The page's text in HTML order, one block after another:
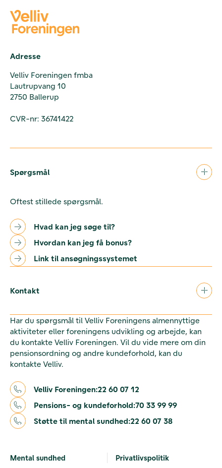
Adresse
Velliv Foreningen fmba
Lautrupvang 10
2750 Ballerup
CVR-nr: 36741422
Spørgsmål
Oftest stillede spørgsmål.
Hvad kan jeg søge til?
Hvordan kan jeg få bonus?
Link til ansøgningssystemet
Kontakt
Har du spørgsmål til Velliv Foreningens almennyttige
aktiviteter eller foreningens udvikling og arbejde, kan
du kontakte Velliv Foreningen. Vil du vide mere om din
pensionsordning og andre kundeforhold, kan du
kontakte Velliv.
Velliv Foreningen:22 60 07 12
Pensions- og kundeforhold:70 33 99 99
Støtte til mental sundhed:22 60 07 38
Mental sundhed Privatlivspolitik